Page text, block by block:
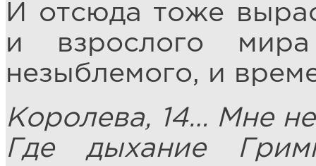
И отсюда тоже
и взрослого
незыблемого, и
Королева, 14… Мне
Где дыхание